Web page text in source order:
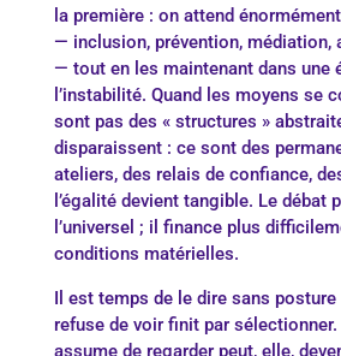
la première : on attend
— inclusion, prévention, médiation,
— tout en les maintenant dans une
l’instabilité. Quand les moyens se
sont pas des « structures »
disparaissent : ce sont des
ateliers, des relais de confiance,
l’égalité devient tangible. Le débat
l’universel ; il finance plus
conditions matérielles.
Il est temps de le dire sans posture
refuse de voir finit par sélectionner.
assume de regarder peut, elle,